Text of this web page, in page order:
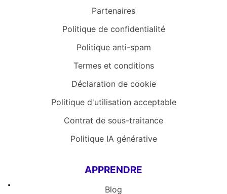
Partenaires
Politique de confidentialité
Politique anti-spam
Termes et conditions
Déclaration de cookie
Politique d'utilisation acceptable
Contrat de sous-traitance
Politique IA générative
APPRENDRE
Blog